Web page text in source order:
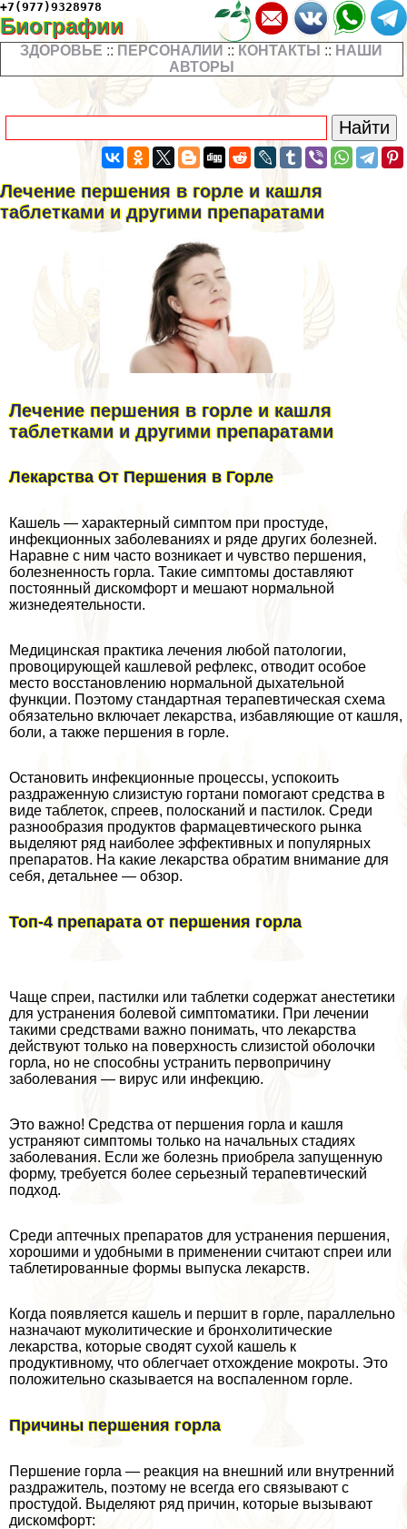
+7(977)9328978
Биографии
ЗДОРОВЬЕ :: ПЕРСОНАЛИИ :: КОНТАКТЫ :: НАШИ
АВТОРЫ
Лечение першения в горле и кашля
таблетками и другими препаратами
Лечение першения в горле и кашля
таблетками и другими препаратами
Лекарства От Першения в Горле
Кашель — хаpaктерный симптом при простуде,
инфекционных заболеваниях и ряде других болезней.
Наравне с ним часто возникает и чувство першения,
болезненность горла. Такие симптомы доставляют
постоянный дискомфорт и мешают нормальной
жизнедеятельности.
Медицинская пpaктика лечения любой патологии,
провоцирующей кашлевой рефлекс, отводит особое
место восстановлению нормальной дыхательной
функции. Поэтому стандартная терапевтическая схема
обязательно включает лекарства, избавляющие от кашля,
боли, а также першения в горле.
Остановить инфекционные процессы, успокоить
раздраженную слизистую гортани помогают средства в
виде таблеток, спреев, полосканий и пастилок. Среди
разнообразия продуктов фармацевтического рынка
выделяют ряд наиболее эффективных и популярных
препаратов. На какие лекарства обратим внимание для
себя, детальнее — обзор.
Топ-4 препарата от першения горла
Чаще спреи, пастилки или таблетки содержат анестетики
для устранения болевой симптоматики. При лечении
такими средствами важно понимать, что лекарства
действуют только на поверхность слизистой оболочки
горла, но не способны устранить первопричину
заболевания — вирус или инфекцию.
Это важно! Средства от першения горла и кашля
устраняют симптомы только на начальных стадиях
заболевания. Если же болезнь приобрела запущенную
форму, требуется более серьезный терапевтический
подход.
Среди аптечных препаратов для устранения першения,
хорошими и удобными в применении считают спреи или
таблетированные формы выпуска лекарств.
Когда появляется кашель и першит в горле, параллельно
назначают муколитические и бронхолитические
лекарства, которые сводят сухой кашель к
продуктивному, что облегчает отхождение мокроты. Это
положительно сказывается на воспаленном горле.
Причины першения горла
Першение горла — реакция на внешний или внутренний
раздражитель, поэтому не всегда его связывают с
простудой. Выделяют ряд причин, которые вызывают
дискомфорт: